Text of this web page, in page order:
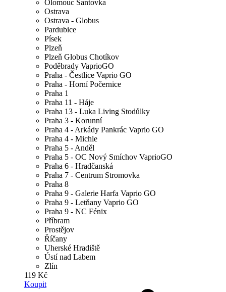
Olomouc Šantovka
Ostrava
Ostrava - Globus
Pardubice
Písek
Plzeň
Plzeň Globus Chotíkov
Poděbrady VaprioGO
Praha - Čestlice Vaprio GO
Praha - Horní Počernice
Praha 1
Praha 11 - Háje
Praha 13 - Luka Living Stodůlky
Praha 3 - Korunní
Praha 4 - Arkády Pankrác Vaprio GO
Praha 4 - Michle
Praha 5 - Anděl
Praha 5 - OC Nový Smíchov VaprioGO
Praha 6 - Hradčanská
Praha 7 - Centrum Stromovka
Praha 8
Praha 9 - Galerie Harfa Vaprio GO
Praha 9 - Letňany Vaprio GO
Praha 9 - NC Fénix
Příbram
Prostějov
Říčany
Uherské Hradiště
Ústí nad Labem
Zlín
119 Kč
Koupit